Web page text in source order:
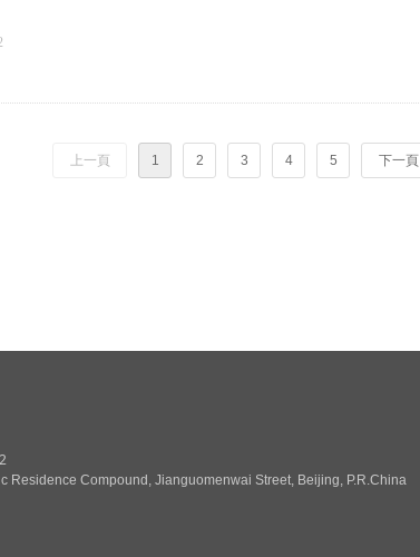
上一頁 1 2 3 4 5 下一頁
Residence Compound, Jianguomenwai Street, Beijing, P.R.China